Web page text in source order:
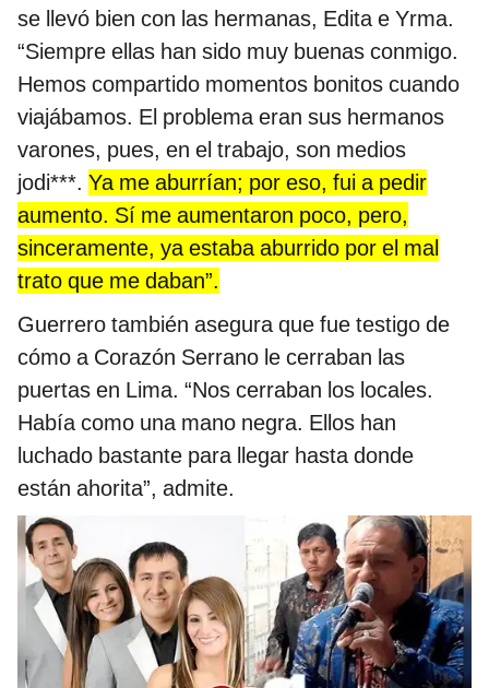
se llevó bien con las hermanas, Edita e Yrma.
“Siempre ellas han sido muy buenas conmigo.
Hemos compartido momentos bonitos cuando
viajábamos. El problema eran sus hermanos
varones, pues, en el trabajo, son medios
jodi***. Ya me aburrían; por eso, fui a pedir
aumento. Sí me aumentaron poco, pero,
sinceramente, ya estaba aburrido por el mal
trato que me daban”.
Guerrero también asegura que fue testigo de
cómo a Corazón Serrano le cerraban las
puertas en Lima. “Nos cerraban los locales.
Había como una mano negra. Ellos han
luchado bastante para llegar hasta donde
están ahorita”, admite.